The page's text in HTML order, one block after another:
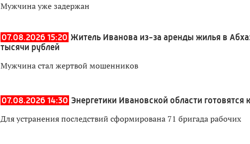
Мужчина уже задержан
07.08.2026 15:20 Житель Иванова из-за аренды жилья в
тысячи рублей
Мужчина стал жертвой мошенников
07.08.2026 14:30 Энергетики Ивановской области готовятся
Для устранения последствий сформирована 71 бригада рабочих